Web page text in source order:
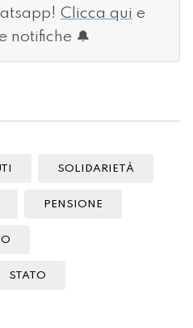
Clicca qui e
notifiche 🔔
SOLIDARIETÀ
PENSIONE
STATO